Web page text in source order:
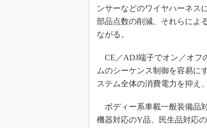
ンサーなどのワイヤハーネス
部品点数の削減、それらによ
ながる。
CE／ADJ端子でオン／オフ
ムのシーケンス制御を容易に
ステム全体の消費電力を抑え
ボディー系車載一般装備品
機器対応のY品、民生品対応